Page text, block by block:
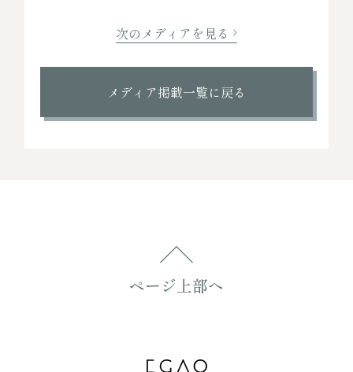
次のメディアを見る
メディア掲載一覧に戻る
ページ上部へ